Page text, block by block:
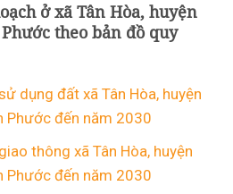
ở xã Tân Hòa, huyện
theo bản đồ quy
dụng đất xã Tân Hòa, huyện
Phước đến năm 2030
thông xã Tân Hòa, huyện
Phước đến năm 2030